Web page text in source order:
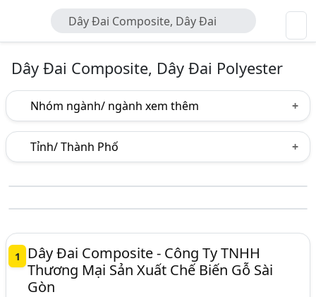
Dây Đai Composite, Dây Đai
Polyester
Dây Đai Composite, Dây Đai Polyester
Nhóm ngành/ ngành xem thêm
Ngành nghề
Vật Liệu Đóng Gói (578)
Dây Đai Nhựa (351)
Tỉnh/ Thành Phố
Hà Nội TP. Hồ Chí Minh (TPHCM)
Đồng Nai
Bình Dương
Tp. Đà Nẵng
An Giang
Bà Rịa-Vũng Tàu
Hà Nam
Quảng Ngãi
1
Dây Đai Composite - Công Ty TNHH
Thương Mại Sản Xuất Chế Biến Gỗ Sài
Gòn